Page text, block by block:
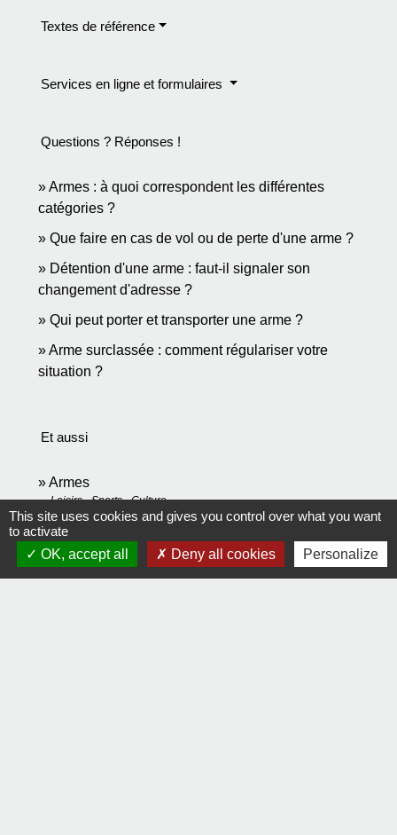
Textes de référence
Services en ligne et formulaires
Questions ? Réponses !
Armes : à quoi correspondent les différentes
catégories ?
Que faire en cas de vol ou de perte d'une arme ?
Détention d'une arme : faut-il signaler son
changement d'adresse ?
Qui peut porter et transporter une arme ?
Arme surclassée : comment régulariser votre
situation ?
Et aussi
Armes
Loisirs - Sports - Culture
Chasse
Loisirs - Sports - Culture
This site uses cookies and gives you control over what you want
to activate
OK, accept all
Deny all cookies Personalize